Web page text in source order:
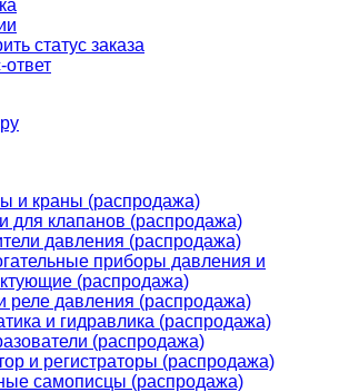
статус заказа
ответ
и краны (распродажа)
для клапанов (распродажа)
давления (распродажа)
приборы давления и
(распродажа)
реле давления (распродажа)
и гидравлика (распродажа)
(распродажа)
и регистраторы (распродажа)
самописцы (распродажа)